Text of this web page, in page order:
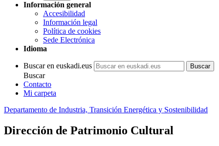
Información general
Accesibilidad
Información legal
Política de cookies
Sede Electrónica
Idioma
Buscar en euskadi.eus
Buscar
Contacto
Mi carpeta
Departamento de Industria, Transición Energética y Sostenibilidad
Dirección de Patrimonio Cultural